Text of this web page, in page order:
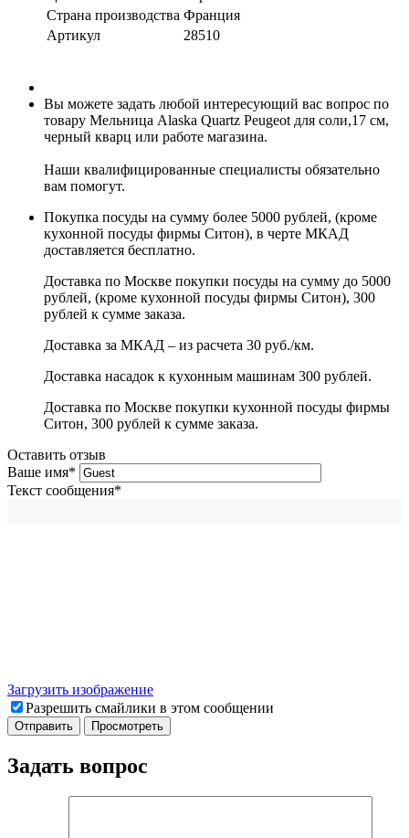
Страна производства Франция
Артикул
28510
Вы можете задать любой интересующий вас вопрос по
товару Мельница Alaska Quartz Peugeot для соли,17 см,
черный кварц или работе магазина.
Наши квалифицированные специалисты обязательно
вам помогут.
Покупка посуды на сумму более 5000 рублей, (кроме
кухонной посуды фирмы Ситон), в черте МКАД
доставляется бесплатно.
Доставка по Москве покупки посуды на сумму до 5000
рублей, (кроме кухонной посуды фирмы Ситон), 300
рублей к сумме заказа.
Доставка за МКАД – из расчета 30 руб./км.
Доставка насадок к кухонным машинам 300 рублей.
Доставка по Москве покупки кухонной посуды фирмы
Ситон, 300 рублей к сумме заказа.
Оставить отзыв
Ваше имя*
Текст сообщения*
Загрузить изображение
Разрешить смайлики в этом сообщении
Задать вопрос